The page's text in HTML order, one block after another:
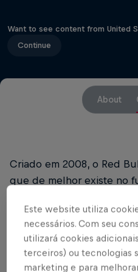
Want to see content from United
Continue
About
Criado em 2008, o Red
que de melhor existe no
do futebol de campo
de cada temporada.
Bebeto, Gary Neville,
Pardo já passaram pelo
Este website utiliza
necessários. Com seu
utilizará cookies
terceiros) ou tecnologias
marketing e para